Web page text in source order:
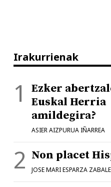
Irakurrienak
Ezker
Euskal Herria
amildegira?
ASIER AIZPURUA IÑARREA
Non placet
JOSE MARI ESPARZA